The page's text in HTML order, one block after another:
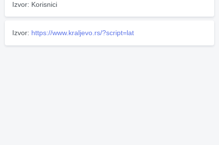
Izvor: Korisnici
Izvor: https://www.kraljevo.rs/?script=lat